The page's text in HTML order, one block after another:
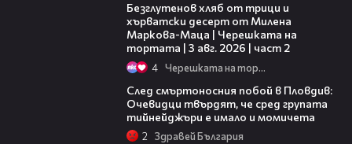
Безглутенов хляб от трици и
хърватски десерт от Милена
Маркова-Маца | Черешката на
тортата | 3 авг. 2026 | част 2
4 Черешката на тортата
След смъртоносния побой в Пловдив:
Очевидци твърдят, че сред групата
тийнейджъри е имало и момичета
2 Здравей България